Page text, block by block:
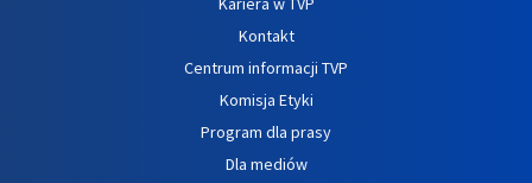
Kontakt
Centrum informacji TVP
Komisja Etyki
Program dla prasy
Dla mediów